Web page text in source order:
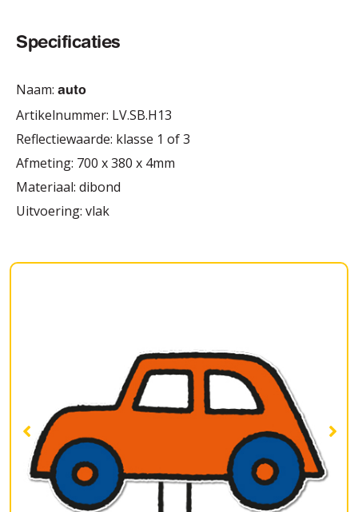
Specificaties
Naam: auto
Artikelnummer: LV.SB.H13
Reflectiewaarde: klasse 1 of 3
Afmeting: 700 x 380 x 4mm
Materiaal: dibond
Uitvoering: vlak